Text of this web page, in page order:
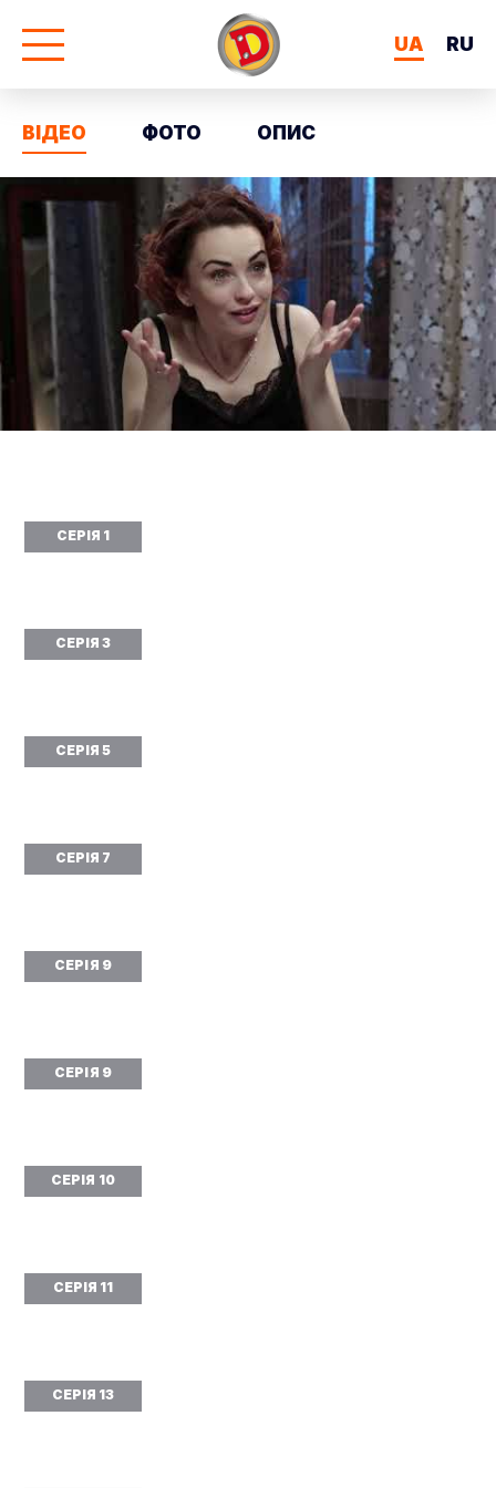
UA
RU
ВІДЕО ФОТО ОПИС
СЕРІЯ 1
СЕРІЯ 3
СЕРІЯ 5
СЕРІЯ 7
СЕРІЯ 9
СЕРІЯ 9
СЕРІЯ 10
СЕРІЯ 11
СЕРІЯ 13